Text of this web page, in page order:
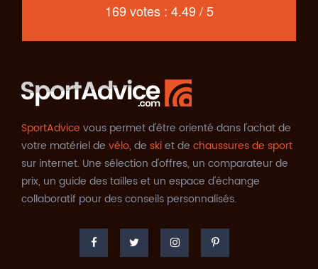
169 votes : 4.49 / 5
SportAdvice vous permet d'être orienté dans l'achat de
votre matériel de vélo, de skiet de chaussures de sport
sur internet. Une sélection d'offres, un comparateur de
prix, un guide des tailles et un espace d'échange
collaboratif pour des conseils personnalisés.